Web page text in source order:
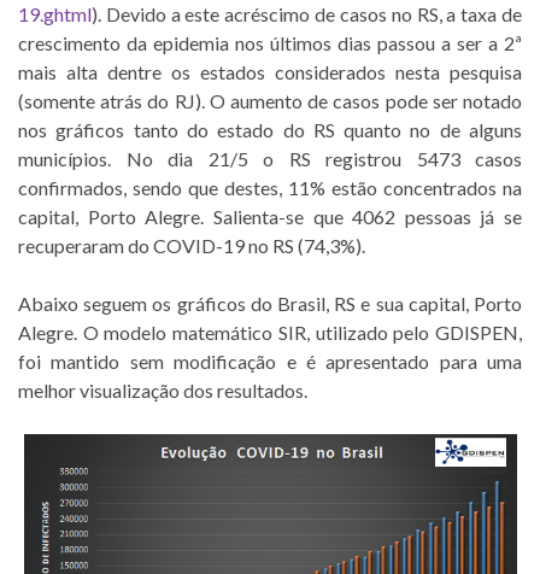
19.ghtml). Devido a este acréscimo de casos no RS, a taxa de
crescimento da epidemia nos últimos dias passou a ser a 2ª
mais alta dentre os estados considerados nesta pesquisa
(somente atrás do RJ). O aumento de casos pode ser notado
nos gráficos tanto do estado do RS quanto no de alguns
municípios. No dia 21/5 o RS registrou 5473 casos
confirmados, sendo que destes, 11% estão concentrados na
capital, Porto Alegre. Salienta-se que 4062 pessoas já se
recuperaram do COVID-19 no RS (74,3%).
Abaixo seguem os gráficos do Brasil, RS e sua capital, Porto
Alegre. O modelo matemático SIR, utilizado pelo GDISPEN,
foi mantido sem modificação e é apresentado para uma
melhor visualização dos resultados.